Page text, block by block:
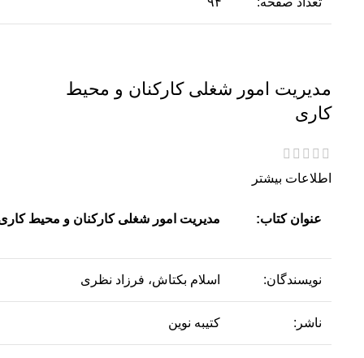
مدیریت امور شغلی کارکنان و محیط
کاری
اطلاعات بیشتر
عنوان کتاب: مدیریت امور شغلی کارکنان و محیط
نویسندگان: اسلام بکتاش، فرزاد نظری
ناشر: کتیبه نوین